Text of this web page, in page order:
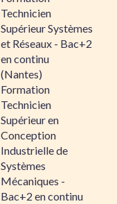
Technicien
Supérieur Systèmes
et Réseaux - Bac+2
en continu
(Nantes)
Formation
Technicien
Supérieur en
Conception
Industrielle de
Systèmes
Mécaniques -
Bac+2 en continu